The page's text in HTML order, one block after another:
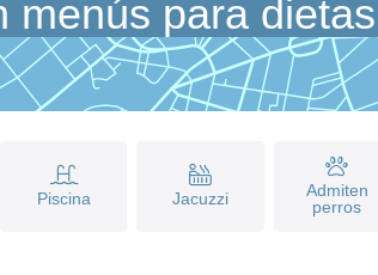
menús para
Piscina Jacuzzi
Admiten
perros